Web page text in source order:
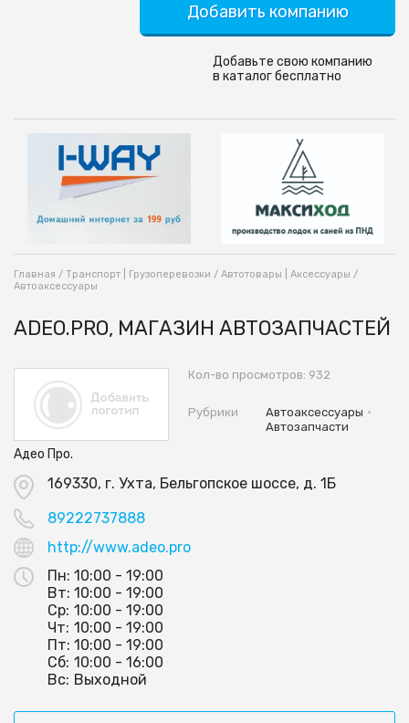
Добавить компанию
Добавьте свою компанию
в каталог бесплатно
Главная / Транспорт | Грузоперевозки / Автотовары | Аксессуары /
Автоаксессуары
ADEO.PRO, МАГАЗИН АВТОЗАПЧАСТЕЙ
Кол-во просмотров: 932
Рубрики Автоаксессуары •
Автозапчасти
Адео Про.
169330, г. Ухта, Бельгопское шоссе, д. 1Б
89222737888
http://www.adeo.pro
Пн: 10:00 - 19:00
Вт: 10:00 - 19:00
Ср: 10:00 - 19:00
Чт: 10:00 - 19:00
Пт: 10:00 - 19:00
Сб: 10:00 - 16:00
Вс: Выходной